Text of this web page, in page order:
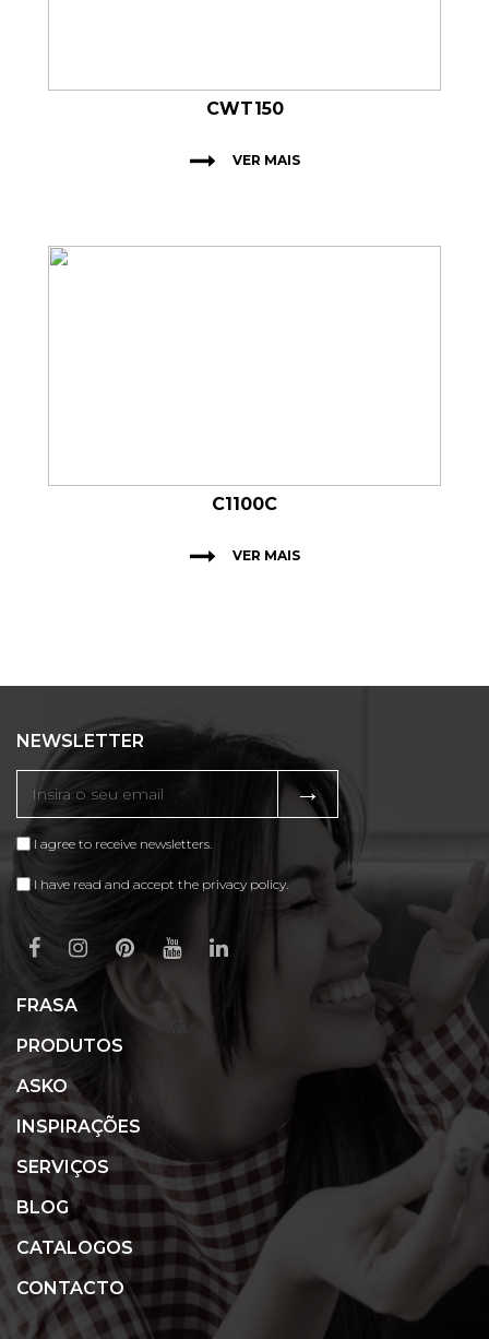
CWT150
VER MAIS
C1100C
VER MAIS
NEWSLETTER
→
I agree to receive newsletters.
I have read and accept the privacy policy.
FRASA
PRODUTOS
ASKO
INSPIRAÇÕES
SERVIÇOS
BLOG
CATALOGOS
CONTACTO